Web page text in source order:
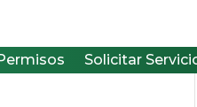
Solicitar